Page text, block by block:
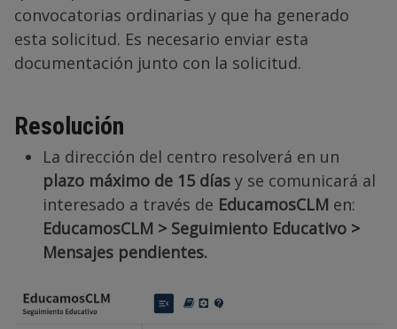
convocatorias ordinarias y que ha generado
esta solicitud. Es necesario enviar esta
documentación junto con la solicitud.
Resolución
La dirección del centro resolverá en un
plazo máximo de 15 días y se comunicará al
interesado a través de EducamosCLM en:
EducamosCLM > Seguimiento Educativo >
Mensajes pendientes.